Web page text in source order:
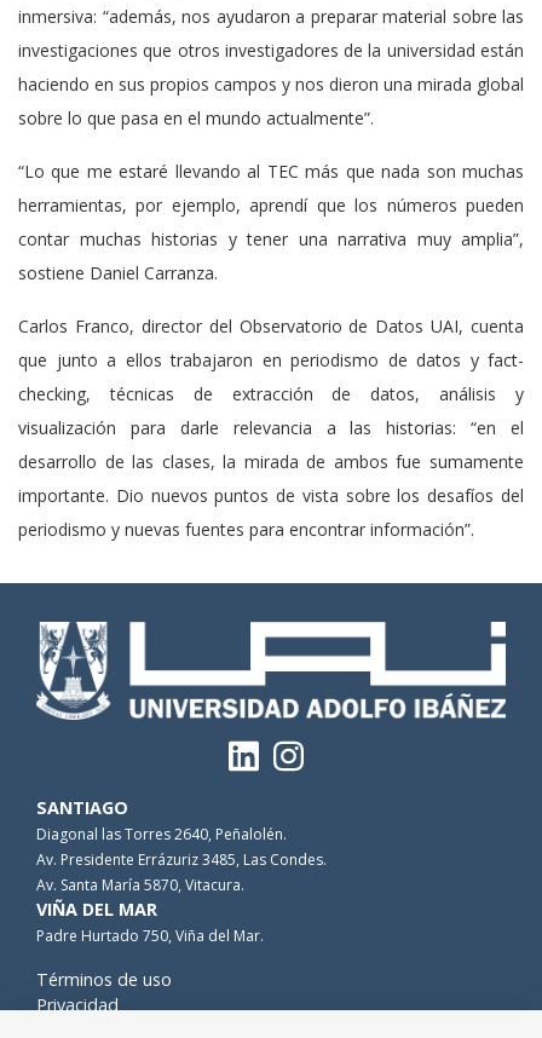
inmersiva: “además, nos ayudaron a preparar material sobre las
investigaciones que otros investigadores de la universidad están
haciendo en sus propios campos y nos dieron una mirada global
sobre lo que pasa en el mundo actualmente”.
“Lo que me estaré llevando al TEC más que nada son muchas
herramientas, por ejemplo, aprendí que los números pueden
contar muchas historias y tener una narrativa muy amplia”,
sostiene Daniel Carranza.
Carlos Franco, director del Observatorio de Datos UAI, cuenta
que junto a ellos trabajaron en periodismo de datos y fact-
checking, técnicas de extracción de datos, análisis y
visualización para darle relevancia a las historias: “en el
desarrollo de las clases, la mirada de ambos fue sumamente
importante. Dio nuevos puntos de vista sobre los desafíos del
periodismo y nuevas fuentes para encontrar información”.
SANTIAGO
Diagonal las Torres 2640, Peñalolén.
Av. Presidente Errázuriz 3485, Las Condes.
Av. Santa María 5870, Vitacura.
VIÑA DEL MAR
Padre Hurtado 750, Viña del Mar.
Términos de uso
Privacidad